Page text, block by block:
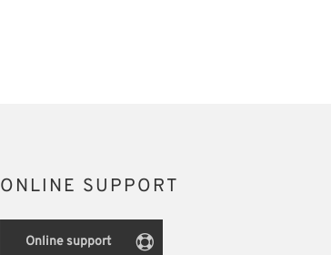
ONLINE SUPPORT
Online support